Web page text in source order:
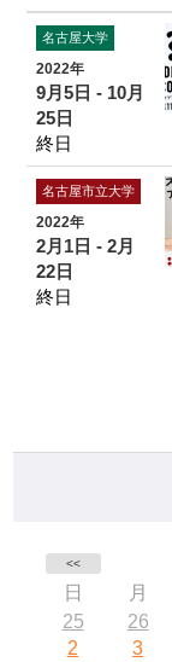
名古屋大学
2022年
9月5日 - 10月
25日
終日
名古屋市立大学
2022年
2月1日 - 2月
22日
終日
<<
日 月
25
26
2
3